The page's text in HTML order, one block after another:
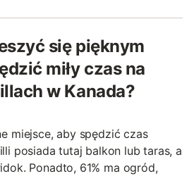
się pięknym
miły czas na
w Kanada?
miejsce, aby spędzić czas
posiada tutaj balkon lub taras, a
Ponadto, 61% ma ogród,